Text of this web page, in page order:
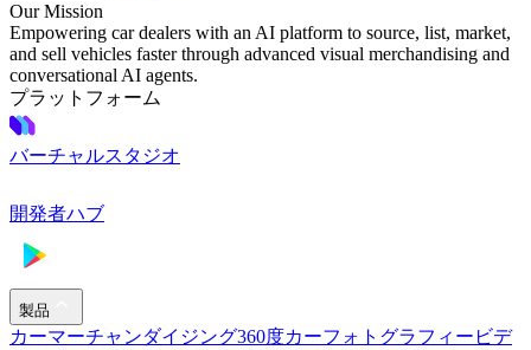
Our Mission
Empowering car dealers with an AI platform to source, list, market,
and sell vehicles faster through advanced visual merchandising and
conversational AI agents.
プラットフォーム
バーチャルスタジオ
開発者ハブ
製品
カーマーチャンダイジング360度カーフォトグラフィー ビデ